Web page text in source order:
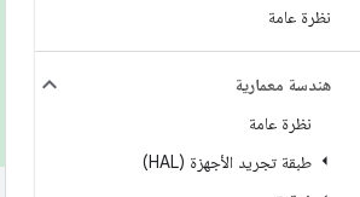
نظرة عامة
هندسة معمارية
نظرة عامة
طبقة تجريد الأجهزة (HAL)